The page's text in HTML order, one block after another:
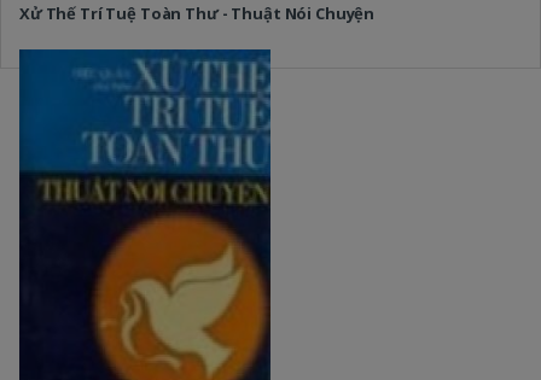
Xử Thế Trí Tuệ Toàn Thư - Thuật Nói Chuyện